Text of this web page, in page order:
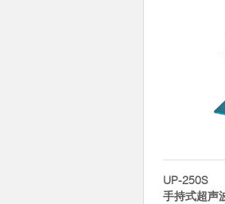
UP-250S
手持式超声